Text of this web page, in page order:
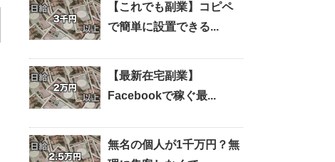
【これでも副業】コピペ
で簡単に設置できる...
【最新在宅副業】
Facebookで稼ぐ最...
無名の個人が1千万円？無